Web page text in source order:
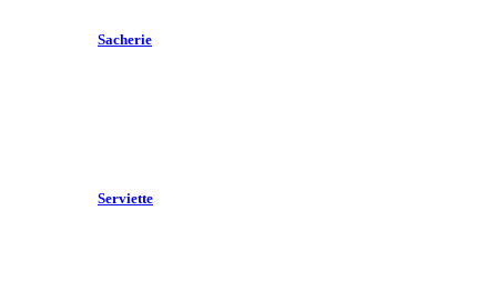
Sacherie
Serviette